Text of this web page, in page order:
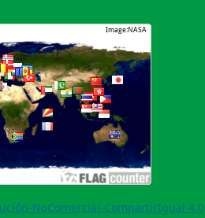
NoComercial-CompartirIgual 4.0